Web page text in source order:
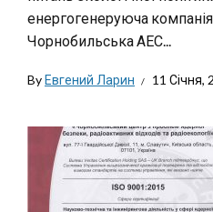
енергогенеруюча
Чорнобильська АЕС...
ByЕвгений Ларин 11 Січня,